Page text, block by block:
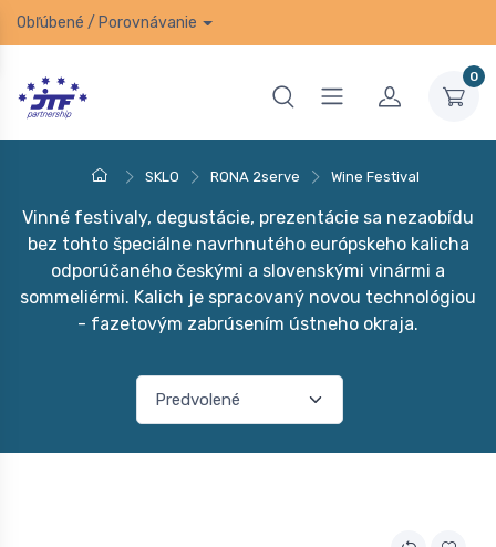
Obľúbené / Porovnávanie
0
SKLO RONA 2serve Wine Festival
Vinné festivaly, degustácie, prezentácie sa nezaobídu
bez tohto špeciálne navrhnutého európskeho kalicha
odporúčaného českými a slovenskými vinármi a
sommeliérmi. Kalich je spracovaný novou technológiou
- fazetovým zabrúsením ústneho okraja.